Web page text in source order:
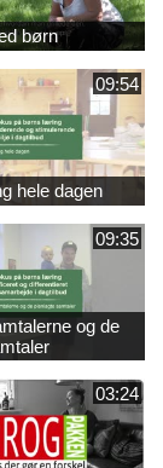
børn
09:54
hele dagen
09:35
og de
03:24